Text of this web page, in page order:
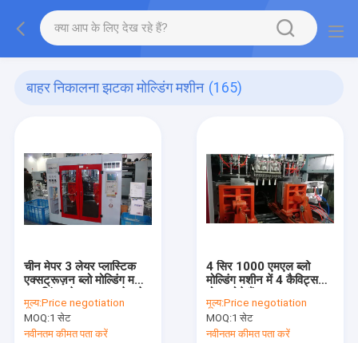
बाहर निकालना झटका मोल्डिंग मशीन (165)
चीन मेपर 3 लेयर प्लास्टिक
एक्सट्रूज़न ब्लो मोल्डिंग मशीन
साथ
मूल्य:Price negotiation
MOQ:1 सेट
नवीनतम कीमत पता करें
4 सिर 1000 एमएल ब्लो
मोल्डिंग मशीन में 4 कैविट्स
मूल्य:Price negotiation
MOQ:1 सेट
नवीनतम कीमत पता करें